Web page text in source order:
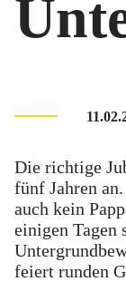
Die richtige
fünf Jahren
auch kein
einigen Tagen
feiert runden